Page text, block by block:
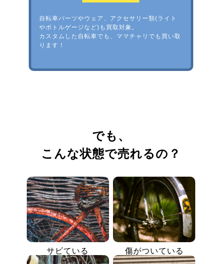
自転車パーツやウェア、アクセサリー類(ライト
やボトルゲージなど)も買取対象。
カスタムした自転車でも、ママチャリでも買い取
ります！
でも、
こんな状態で売れるの？
サビている 傷がついている